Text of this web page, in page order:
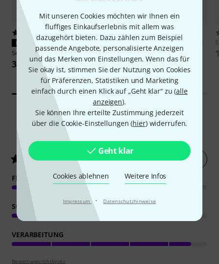
Mit unseren Cookies möchten wir Ihnen ein
fluffiges Einkaufserlebnis mit allem was
dazugehört bieten. Dazu zählen zum Beispiel
passende Angebote, personalisierte Anzeigen
und das Merken von Einstellungen. Wenn das für
Sie okay ist, stimmen Sie der Nutzung von Cookies
für Präferenzen, Statistiken und Marketing
einfach durch einen Klick auf „Geht klar“ zu (alle
anzeigen).
Sie können Ihre erteilte Zustimmung jederzeit
über die Cookie-Einstellungen (hier) widerrufen.
Geht klar
Cookies ablehnen Weitere Infos
Impressum · Datenschutzhinweise
PASST GARANTIERT
SennheiserMZW421
39 €
SennheiserMD421U-2/MS 2003
Set
385 €
UVP: 471,01 €
-18%
Kundenbewertungen
4.8/ 5 Jetzt bewerten
FEATURES
SOUND
VERARBEITUNG
Bewertungsrichtlinien